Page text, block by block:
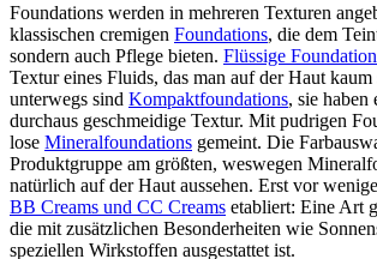
Foundations werden in mehreren Texturen
klassischen cremigen Foundations, die dem
sondern auch Pflege bieten. Flüssige
Textur eines Fluids, das man auf der Haut
unterwegs sind Kompaktfoundations, sie haben
durchaus geschmeidige Textur. Mit pudrigen
lose Mineralfoundations gemeint. Die
Produktgruppe am größten, weswegen
natürlich auf der Haut aussehen. Erst vor
BB Creams und CC Creams etabliert: Eine Art
die mit zusätzlichen Besonderheiten wie
speziellen Wirkstoffen ausgestattet ist.